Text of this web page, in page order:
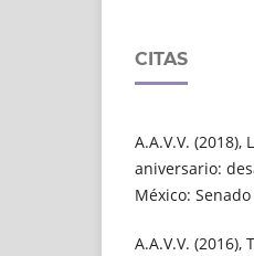
CITAS
A.A.V.V.
aniversario:
México:
A.A.V.V.